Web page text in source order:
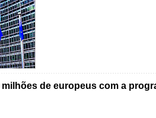
de europeus com a